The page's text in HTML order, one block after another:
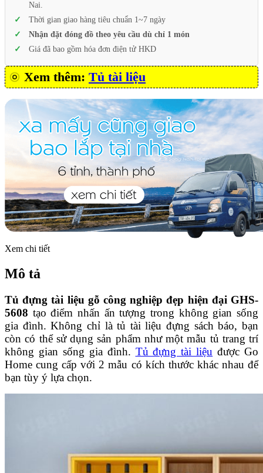
Nai.
Thời gian giao hàng tiêu chuẩn 1~7 ngày
Nhận đặt đóng đồ theo yêu cầu dù chỉ 1 món
Giá đã bao gồm hóa đơn điện tử HKD
Xem thêm: Tủ tài liệu
Xem chi tiết
Mô tả
Tủ đựng tài liệu gỗ công nghiệp đẹp hiện đại GHS-
5608 tạo điểm nhấn ấn tượng trong không gian sống
gia đình. Không chỉ là tủ tài liệu đựng sách báo, bạn
còn có thể sử dụng sản phẩm như một mẫu tủ trang trí
không gian sống gia đình. Tủ đựng tài liệu được Go
Home cung cấp với 2 mẫu có kích thước khác nhau để
bạn tùy ý lựa chọn.